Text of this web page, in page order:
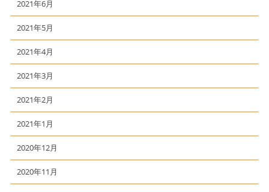
2021年6月
2021年5月
2021年4月
2021年3月
2021年2月
2021年1月
2020年12月
2020年11月